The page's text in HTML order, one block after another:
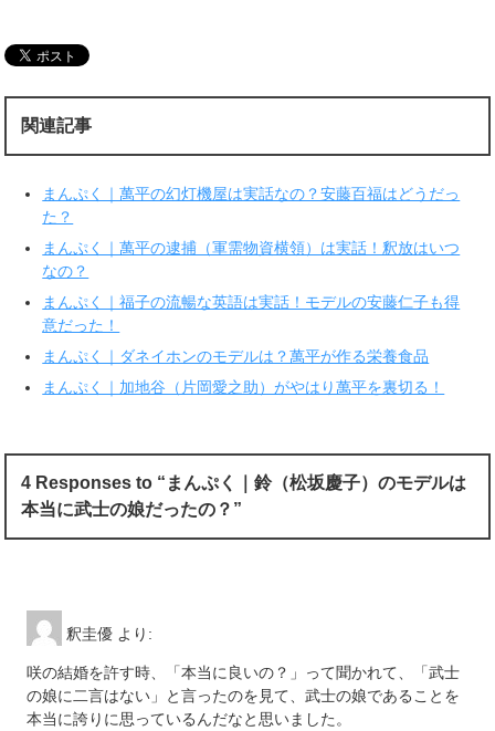
w
i
e
r
で
有
新
し
い
ウ
ン
ド
ウ
開
き
ま
)
す
ク
ッ
ク
く
だ
さ
新
し
い
ィ
ン
ド
ウ
ま
)
関連記事
まんぷく｜萬平の幻灯機屋は実話なの？安藤百福はどうだっ
た？
まんぷく｜萬平の逮捕（軍需物資横領）は実話！釈放はいつ
なの？
まんぷく｜福子の流暢な英語は実話！モデルの安藤仁子も得
意だった！
まんぷく｜ダネイホンのモデルは？萬平が作る栄養食品
まんぷく｜加地谷（片岡愛之助）がやはり萬平を裏切る！
4 Responses to “まんぷく｜鈴（松坂慶子）のモデルは
本当に武士の娘だったの？”
釈圭優 より:
咲の結婚を許す時、「本当に良いの？」って聞かれて、「武士
の娘に二言はない」と言ったのを見て、武士の娘であることを
本当に誇りに思っているんだなと思いました。